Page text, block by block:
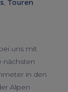
, Touren
uns mit
nächsten
in den
Alpen